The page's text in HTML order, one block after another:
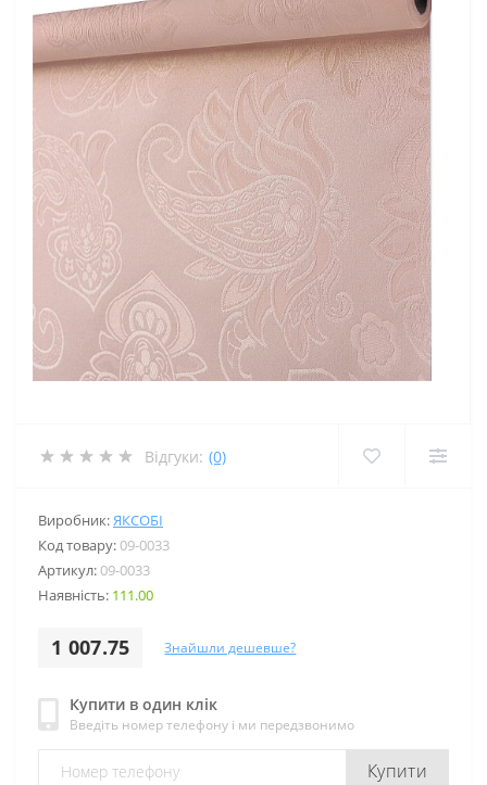
Відгуки: (0)
Виробник:ЯКСОБІ
Код товару:09-0033
Артикул:09-0033
Наявність: 111.00
1 007.75 Знайшли дешевше?
Купити в один клік
Введіть номер телефону і ми передзвонимо
Купити